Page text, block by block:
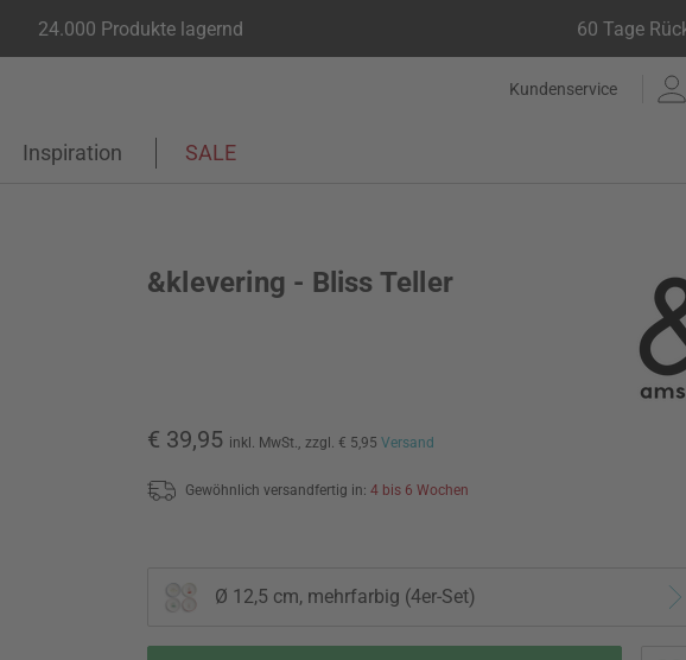
24.000 Produkte lagernd 60 Tage
Kundenservice
Inspiration SALE
&klevering - Bliss Teller
€ 39,95 inkl. MwSt., zzgl. € 5,95 Versand
Gewöhnlich versandfertig in: 4 bis 6 Wochen
Ø 12,5 cm, mehrfarbig (4er-Set)